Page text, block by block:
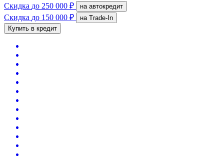
Скидка до 250 000 ₽ на автокредит
Скидка до 150 000 ₽
на Trade-In
Купить в кредит